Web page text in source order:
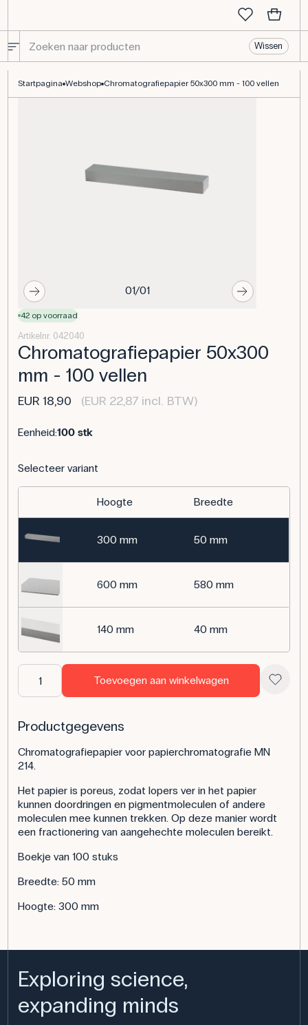
Wissen
Startpagina Webshop Chromatografiepapier 50x300 mm - 100 vellen
01/01
42 op voorraad
Artikelnr. 042040
Chromatografiepapier 50x300
mm - 100 vellen
EUR 18,90 (EUR 22,87 incl. BTW)
Eenheid:100 stk
Selecteer variant
Hoogte Breedte
300 mm 50 mm
600 mm 580 mm
140 mm 40 mm
Toevoegen aan winkelwagen
Productgegevens
Chromatografiepapier voor papierchromatografie MN
214.
Het papier is poreus, zodat lopers ver in het papier
kunnen doordringen en pigmentmoleculen of andere
moleculen mee kunnen trekken. Op deze manier wordt
een fractionering van aangehechte moleculen bereikt.
Boekje van 100 stuks
Breedte: 50 mm
Hoogte: 300 mm
Exploring science,
expanding minds